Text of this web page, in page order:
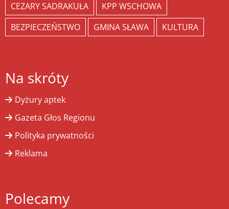
CEZARY SADRAKUŁA
KPP WSCHOWA
BEZPIECZEŃSTWO
GMINA SŁAWA KULTURA
Na skróty
Dyżury aptek
Gazeta Głos Regionu
Polityka prywatności
Reklama
Polecamy